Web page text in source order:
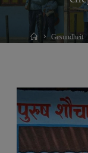
HomeGesundheit